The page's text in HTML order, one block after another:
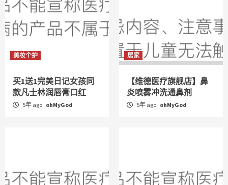
美妆个护
买1送1完美日记女孩同
款凡士林润唇膏口红
5年 ago ohMyGod
居家
【维德医疗旗舰店】鼻
炎喷雾冲洗通鼻剂
5年 ago ohMyGod